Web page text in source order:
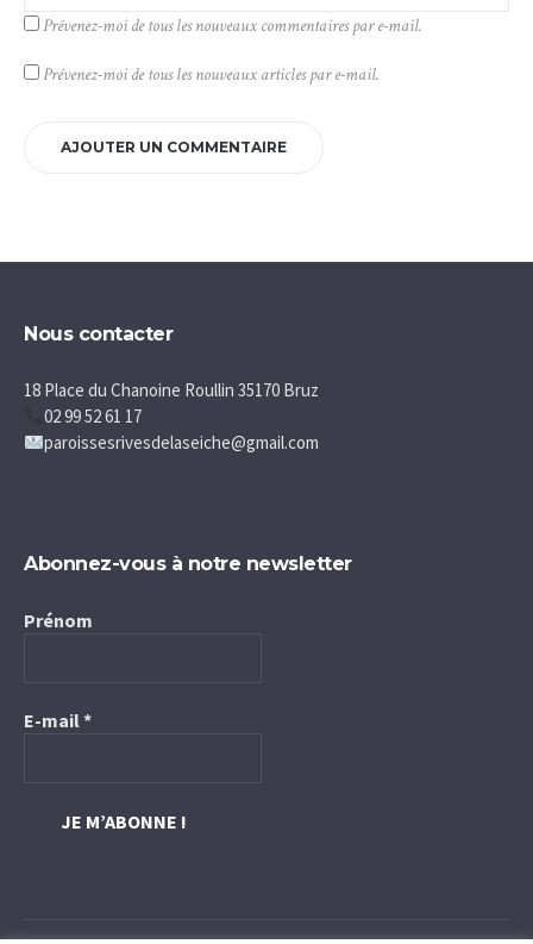
Prévenez-moi de tous les nouveaux commentaires par e-mail.
Prévenez-moi de tous les nouveaux articles par e-mail.
Nous contacter
18 Place du Chanoine Roullin 35170 Bruz
02 99 52 61 17
paroissesrivesdelaseiche@gmail.com
Abonnez-vous à notre newsletter
Prénom
E-mail*